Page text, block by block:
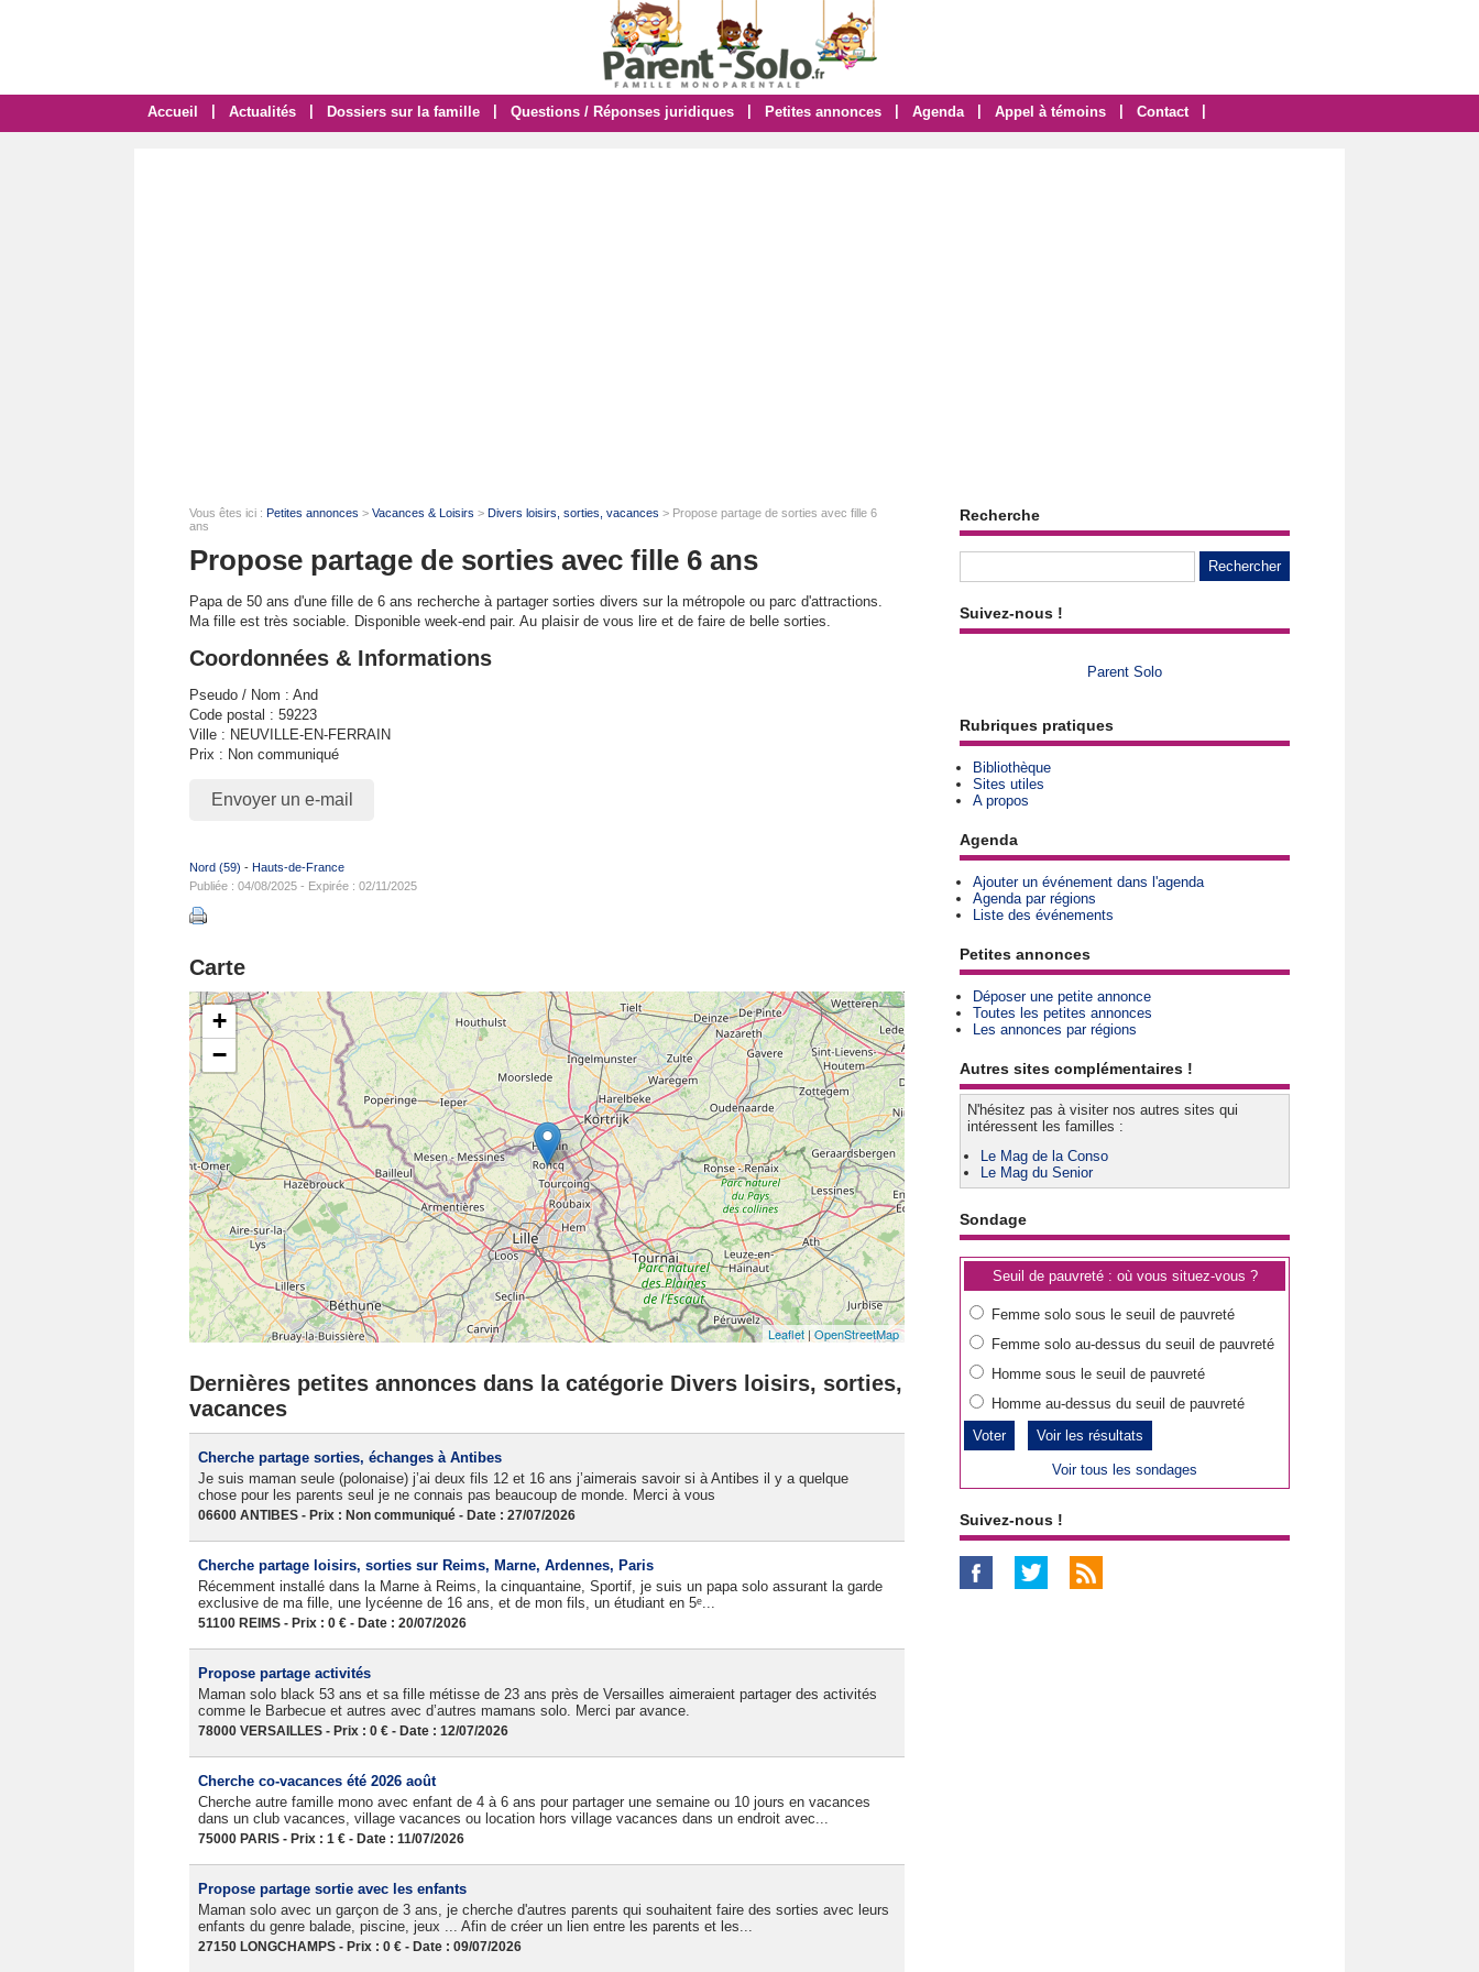
Accueil Actualités Dossiers sur la famille Questions / Réponses juridiques Petites annonces Agenda Appel à témoins Contact
Vous êtes ici : Petites annonces > Vacances & Loisirs > Divers loisirs, sorties, vacances > Propose partage de sorties avec fille 6
ans
Propose partage de sorties avec fille 6 ans
Papa de 50 ans d'une fille de 6 ans recherche à partager sorties divers sur la métropole ou parc d'attractions.
Ma fille est très sociable. Disponible week-end pair. Au plaisir de vous lire et de faire de belle sorties.
Coordonnées & Informations
Pseudo / Nom : And
Code postal : 59223
Ville : NEUVILLE-EN-FERRAIN
Prix : Non communiqué
Envoyer un e-mail
Nord (59) - Hauts-de-France
Publiée : 04/08/2025 - Expirée : 02/11/2025
Carte
+
−
Leaflet| OpenStreetMap
Dernières petites annonces dans la catégorie Divers loisirs, sorties,
vacances
Cherche partage sorties, échanges à Antibes
Je suis maman seule (polonaise) j’ai deux fils 12 et 16 ans j’aimerais savoir si à Antibes il y a quelque
chose pour les parents seul je ne connais pas beaucoup de monde. Merci à vous
06600 ANTIBES - Prix : Non communiqué - Date : 27/07/2026
Cherche partage loisirs, sorties sur Reims, Marne, Ardennes, Paris
Récemment installé dans la Marne à Reims, la cinquantaine, Sportif, je suis un papa solo assurant la garde
exclusive de ma fille, une lycéenne de 16 ans, et de mon fils, un étudiant en 5ᵉ...
51100 REIMS - Prix : 0 € - Date : 20/07/2026
Propose partage activités
Maman solo black 53 ans et sa fille métisse de 23 ans près de Versailles aimeraient partager des activités
comme le Barbecue et autres avec d’autres mamans solo. Merci par avance.
78000 VERSAILLES - Prix : 0 € - Date : 12/07/2026
Cherche co-vacances été 2026 août
Cherche autre famille mono avec enfant de 4 à 6 ans pour partager une semaine ou 10 jours en vacances
dans un club vacances, village vacances ou location hors village vacances dans un endroit avec...
75000 PARIS - Prix : 1 € - Date : 11/07/2026
Propose partage sortie avec les enfants
Maman solo avec un garçon de 3 ans, je cherche d'autres parents qui souhaitent faire des sorties avec leurs
enfants du genre balade, piscine, jeux ... Afin de créer un lien entre les parents et les...
27150 LONGCHAMPS - Prix : 0 € - Date : 09/07/2026
Recherche
Suivez-nous !
Parent Solo
Rubriques pratiques
Bibliothèque
Sites utiles
A propos
Agenda
Ajouter un événement dans l'agenda
Agenda par régions
Liste des événements
Petites annonces
Déposer une petite annonce
Toutes les petites annonces
Les annonces par régions
Autres sites complémentaires !
N'hésitez pas à visiter nos autres sites qui
intéressent les familles :
Le Mag de la Conso
Le Mag du Senior
Sondage
Seuil de pauvreté : où vous situez-vous ?
Femme solo sous le seuil de pauvreté
Femme solo au-dessus du seuil de pauvreté
Homme sous le seuil de pauvreté
Homme au-dessus du seuil de pauvreté
Voir les résultats
Voir tous les sondages
Suivez-nous !